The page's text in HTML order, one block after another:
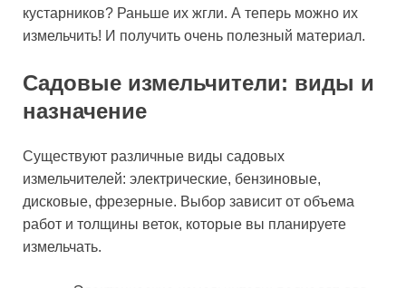
кустарников? Раньше их жгли. А теперь можно их
измельчить! И получить очень полезный материал.
Садовые измельчители: виды и
назначение
Существуют различные виды садовых
измельчителей: электрические, бензиновые,
дисковые, фрезерные. Выбор зависит от объема
работ и толщины веток, которые вы планируете
измельчать.